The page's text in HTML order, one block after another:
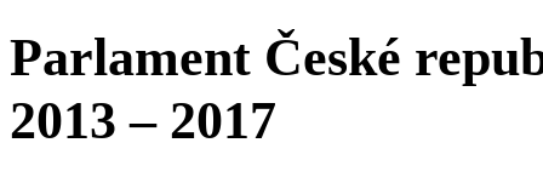
Parlament České
2013 – 2017